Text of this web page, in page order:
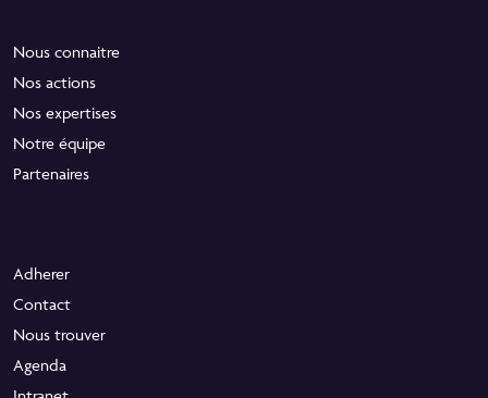
Nous connaitre
Nos actions
Nos expertises
Notre équipe
Partenaires
Adherer
Contact
Nous trouver
Agenda